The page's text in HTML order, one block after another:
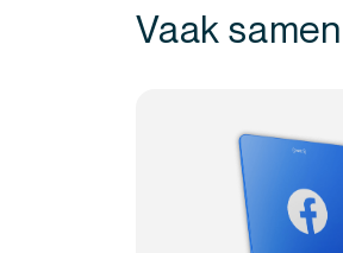
Vaak samen